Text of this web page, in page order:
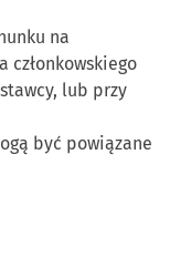
na
lub przy
być powiązane